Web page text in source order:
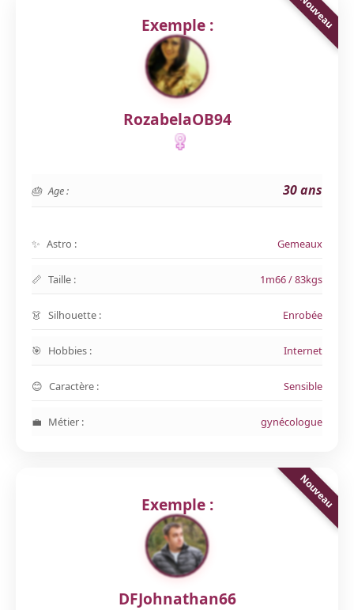
Exemple :
RozabelaOB94
Age : 30 ans
Astro : Gemeaux
Taille : 1m66 / 83kgs
Silhouette : Enrobée
Hobbies : Internet
Caractère : Sensible
Métier : gynécologue
Exemple :
DFJohnathan66